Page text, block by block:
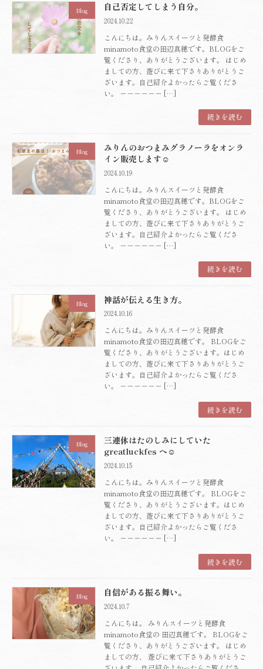
Blog 自己否定してしまう自分。
2024.10.22
こんにちは。みりんスイーツと発酵食
minamoto食堂の田辺真穂です。BLOGをご
覧くださり、ありがとうございます。 はじめ
ましての方、遊びに来て下さりありがとうご
ざいます。自己紹介よかったらご覧くださ
い。 －－－－－－ […]
続きを読む
Blog
みりんのおつまみグラノーラをオンラ
イン販売します☺️
2024.10.19
こんにちは。みりんスイーツと発酵食
minamoto食堂の田辺真穂です。BLOGをご
覧くださり、ありがとうございます。 はじめ
ましての方、遊びに来て下さりありがとうご
ざいます。自己紹介よかったらご覧くださ
い。 －－－－－－ […]
続きを読む
Blog 神話が伝える生き方。
2024.10.16
こんにちは。みりんスイーツと発酵食
minamoto食堂の田辺真穂です。 BLOGをご
覧くださり、ありがとうございます。はじめ
ましての方、遊びに来て下さりありがとうご
ざいます。自己紹介よかったらご覧くださ
い。 －－－－－－ […]
続きを読む
Blog
三連休はたのしみにしていた
greatluckfes へ☺️
2024.10.15
こんにちは。みりんスイーツと発酵食
minamoto食堂の田辺真穂です。 BLOGをご
覧くださり、ありがとうございます。はじめ
ましての方、遊びに来て下さりありがとうご
ざいます。自己紹介よかったらご覧くださ
い。 －－－－－－ […]
続きを読む
Blog 自信がある振る舞い。
2024.10.7
こんにちは。 みりんスイーツと発酵食
minamoto食堂の 田辺真穂です。 BLOGをご
覧くださり、ありがとうございます。 はじめ
ましての方、 遊びに来て下さりありがとうご